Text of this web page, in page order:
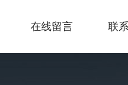
在线留言 联